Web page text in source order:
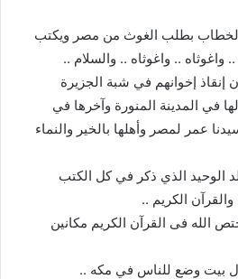
بطلب الغوث من مصر ويكتب
.. واغوثاه .. والسلام ..
إنقاذ إخوانهم في شبة الجزيرة
في المدينة المنورة وآخرها في
عمر لمصر وأهلها بالخير والنماء
الوحيد الذي ذكر في كل الكتب
والقرآن الكريم ..
الله فى القرآن الكريم مكانين
بيت وضع للناس في مكه ..